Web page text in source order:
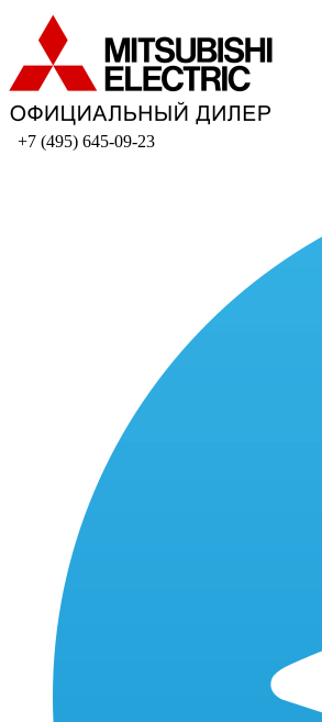
+7 (495) 645-09-23